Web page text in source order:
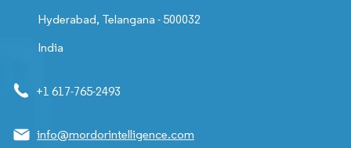
Hyderabad, Telangana - 500032
India
+1 617-765-2493
info@mordorintelligence.com